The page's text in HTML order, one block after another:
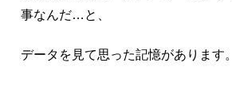
事なんだ…と、
データを見て思った記憶があります。